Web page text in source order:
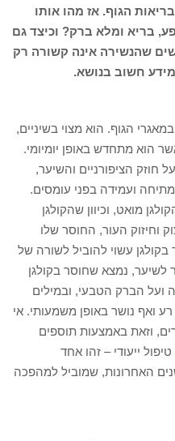
הגוף. אז מהו אותו
בריא ומלא ברק? וכיצד גם
שהנשירה אינה קשורה רק
מידע חשוב בנושא.
הגוף. הוא מצוי בשיניים,
הוא מתחדש באופן יומיומי.
חוזק הציפורניים והשיער,
ועמידה בפני עומסים.
ייצור הקולגן מואט, וכיוון שהקולגן
וחיזוק העור, החוסר שלו
עשוי להוביל לשורה של
לשיער, נמצא שחוסר בקולגן
הברק הטבעי, ובמילים
ואף נושר באופן משמעותי. אי
וזאת באמצעות תוספים
ייעודי – זהו אחד
האחרונות, שמוביל למהפכה